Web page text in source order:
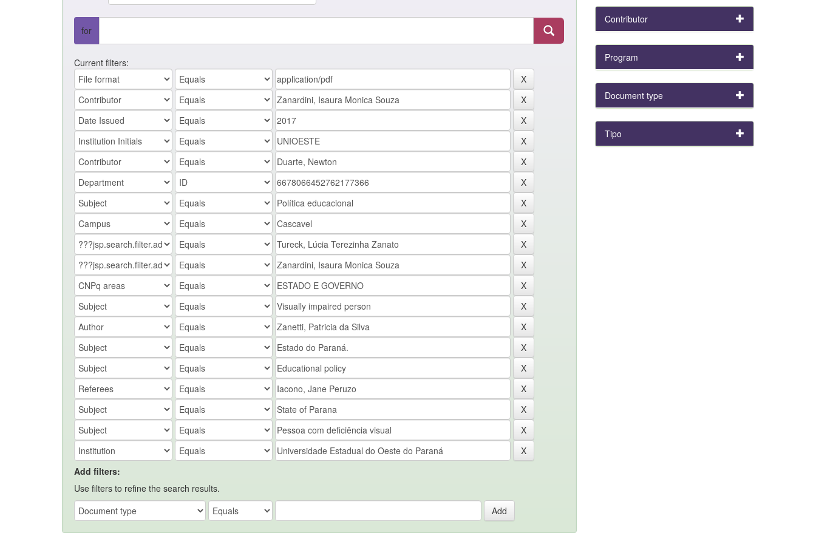
for
Current filters:
Add filters:
Use filters to refine the search results.
Contributor
Program
Document type
Tipo